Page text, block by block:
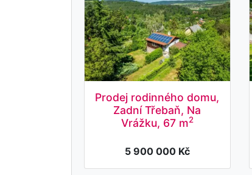
Prodej rodinného domu,
Zadní Třebaň, Na
Vrážku, 67 m2
5 900 000 Kč